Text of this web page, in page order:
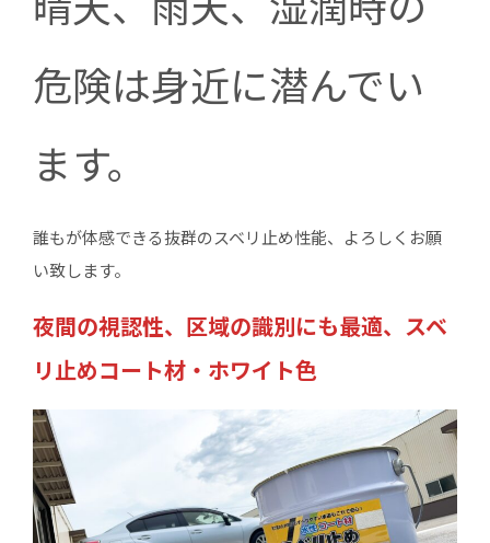
危険は身近に潜んでい
ます。
誰もが体感できる抜群のスベリ止め性能、よろしくお願
い致します。
夜間の視認性、区域の識別にも最適、スベ
リ止めコート材・ホワイト色